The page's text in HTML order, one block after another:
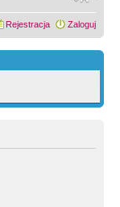
Rejestracja Zaloguj